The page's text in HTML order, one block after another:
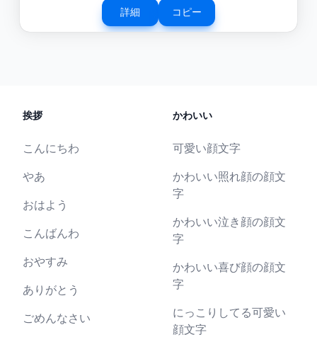
詳細 コピー
挨拶
こんにちわ
やあ
おはよう
こんばんわ
おやすみ
ありがとう
ごめんなさい
かわいい
可愛い顔文字
かわいい照れ顔の顔文
字
かわいい泣き顔の顔文
字
かわいい喜び顔の顔文
字
にっこりしてる可愛い
顔文字